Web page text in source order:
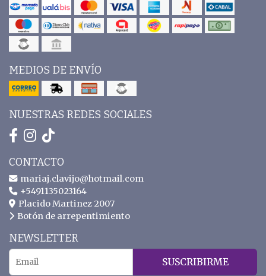
MEDIOS DE ENVÍO
NUESTRAS REDES SOCIALES
CONTACTO
mariaj.clavijo@hotmail.com
+5491135023164
Placido Martinez 2007
Botón de arrepentimiento
NEWSLETTER
SUSCRIBIRME